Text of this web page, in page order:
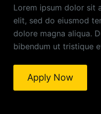
Lorem ipsum dolor sit
elit, sed do eiusmod
dolore magna aliqua.
bibendum ut tristique
Apply Now